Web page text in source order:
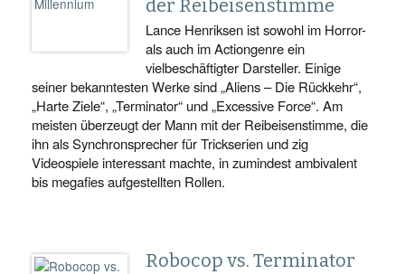
der Reibeisenstimme
Lance Henriksen ist sowohl im Horror-
als auch im Actiongenre ein
vielbeschäftigter Darsteller. Einige
seiner bekanntesten Werke sind „Aliens – Die Rückkehr“,
„Harte Ziele“, „Terminator“ und „Excessive Force“. Am
meisten überzeugt der Mann mit der Reibeisenstimme, die
ihn als Synchronsprecher für Trickserien und zig
Videospiele interessant machte, in zumindest ambivalent
bis megafies aufgestellten Rollen.
Robocop vs. Terminator